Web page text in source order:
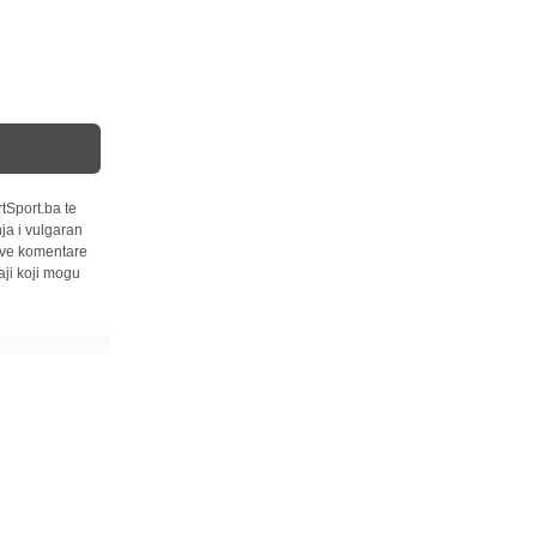
te
i vulgaran
komentare
koji mogu